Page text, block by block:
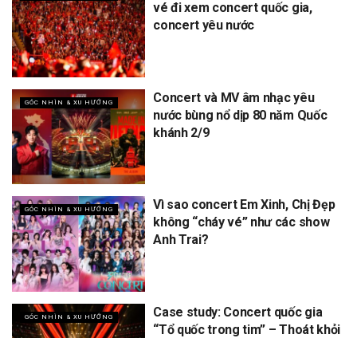
vé đi xem concert quốc gia,
concert yêu nước
GÓC NHÌN & XU HƯỚNG
Concert và MV âm nhạc yêu
nước bùng nổ dịp 80 năm Quốc
khánh 2/9
GÓC NHÌN & XU HƯỚNG
Vì sao concert Em Xinh, Chị Đẹp
không “cháy vé” như các show
Anh Trai?
GÓC NHÌN & XU HƯỚNG
Case study: Concert quốc gia
“Tổ quốc trong tim” – Thoát khỏi